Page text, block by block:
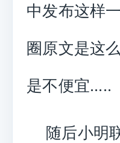
中发布这样
圈原文是这
是不便宜.....
随后小明